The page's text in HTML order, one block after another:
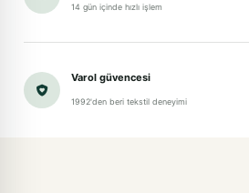
14 gün içinde hızlı işlem
Varol güvencesi
1992'den beri tekstil deneyimi